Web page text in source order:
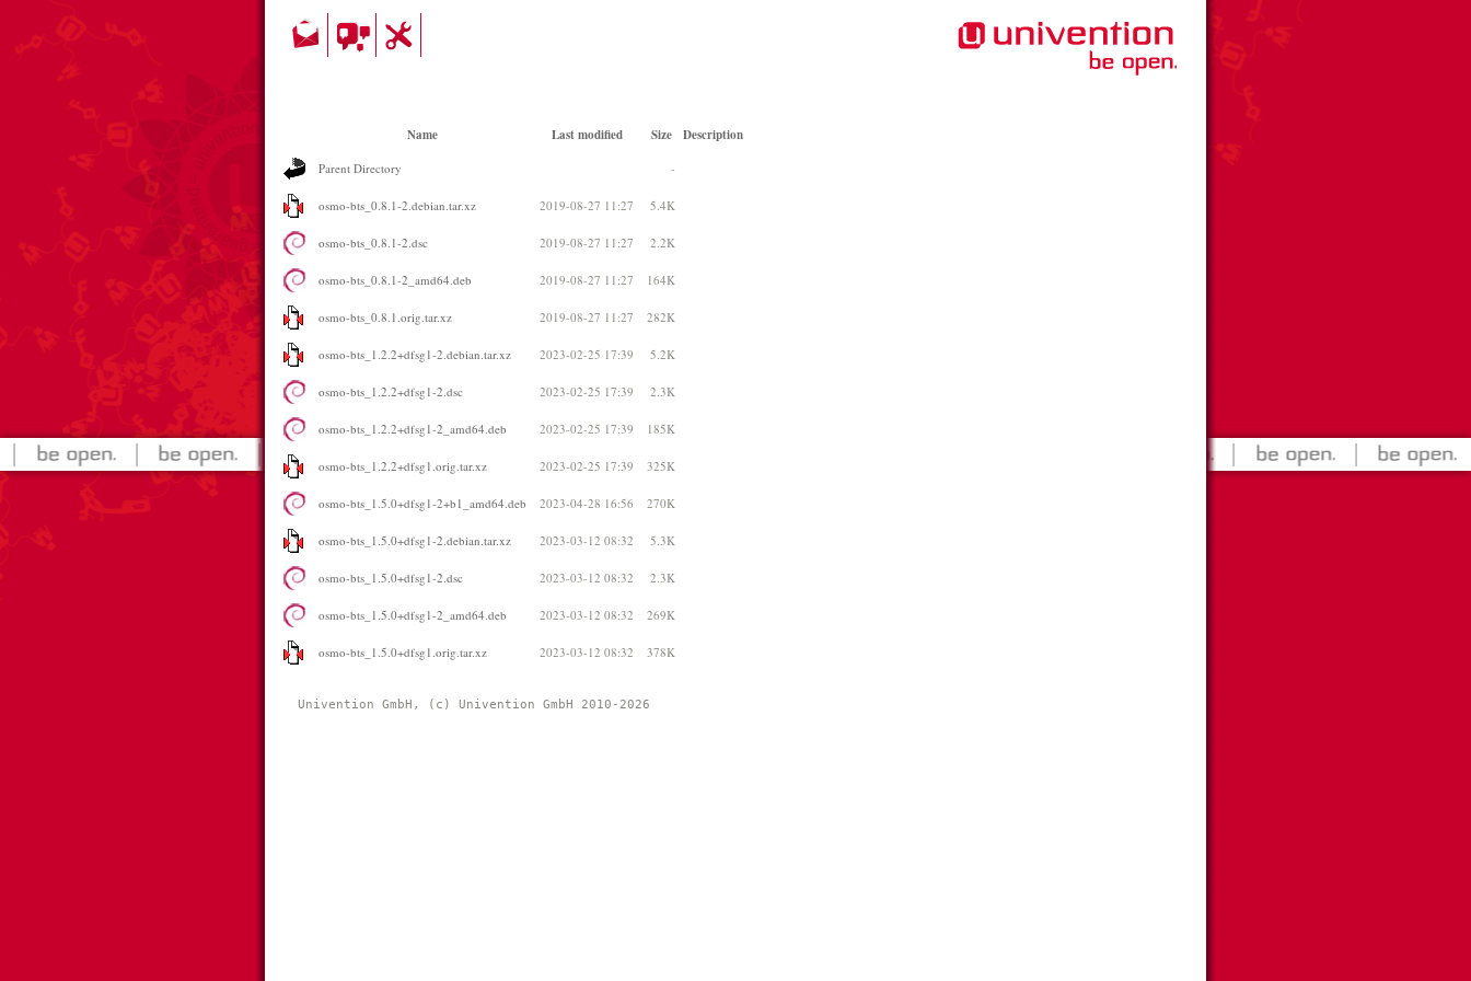
Name Last modified Size Description
Parent Directory -
osmo-bts_0.8.1-2.debian.tar.xz 2019-08-27 11:27 5.4K
osmo-bts_0.8.1-2.dsc 2019-08-27 11:27 2.2K
osmo-bts_0.8.1-2_amd64.deb 2019-08-27 11:27 164K
osmo-bts_0.8.1.orig.tar.xz 2019-08-27 11:27 282K
osmo-bts_1.2.2+dfsg1-2.debian.tar.xz 2023-02-25 17:39 5.2K
osmo-bts_1.2.2+dfsg1-2.dsc 2023-02-25 17:39 2.3K
osmo-bts_1.2.2+dfsg1-2_amd64.deb 2023-02-25 17:39 185K
osmo-bts_1.2.2+dfsg1.orig.tar.xz 2023-02-25 17:39 325K
osmo-bts_1.5.0+dfsg1-2+b1_amd64.deb 2023-04-28 16:56 270K
osmo-bts_1.5.0+dfsg1-2.debian.tar.xz 2023-03-12 08:32 5.3K
osmo-bts_1.5.0+dfsg1-2.dsc 2023-03-12 08:32 2.3K
osmo-bts_1.5.0+dfsg1-2_amd64.deb 2023-03-12 08:32 269K
osmo-bts_1.5.0+dfsg1.orig.tar.xz 2023-03-12 08:32 378K
Univention GmbH, (c) Univention GmbH 2010-2026